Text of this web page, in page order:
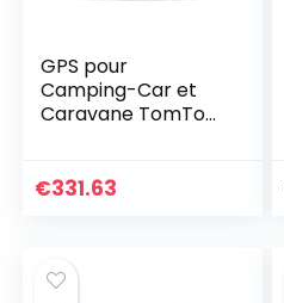
GPS pour
Camping-Car et
Caravane TomTom
PI pour Camping-
Alertes des Zones
€331.63